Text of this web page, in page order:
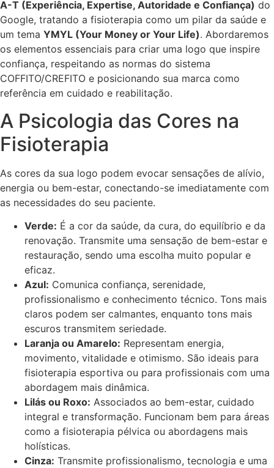
A-T (Experiência, Expertise, Autoridade e Confiança) do
Google, tratando a fisioterapia como um pilar da saúde e
um tema YMYL (Your Money or Your Life). Abordaremos
os elementos essenciais para criar uma logo que inspire
confiança, respeitando as normas do sistema
COFFITO/CREFITO e posicionando sua marca como
referência em cuidado e reabilitação.
A Psicologia das Cores na
Fisioterapia
As cores da sua logo podem evocar sensações de alívio,
energia ou bem-estar, conectando-se imediatamente com
as necessidades do seu paciente.
Verde: É a cor da saúde, da cura, do equilíbrio e da
renovação. Transmite uma sensação de bem-estar e
restauração, sendo uma escolha muito popular e
eficaz.
Azul: Comunica confiança, serenidade,
profissionalismo e conhecimento técnico. Tons mais
claros podem ser calmantes, enquanto tons mais
escuros transmitem seriedade.
Laranja ou Amarelo: Representam energia,
movimento, vitalidade e otimismo. São ideais para
fisioterapia esportiva ou para profissionais com uma
abordagem mais dinâmica.
Lilás ou Roxo: Associados ao bem-estar, cuidado
integral e transformação. Funcionam bem para áreas
como a fisioterapia pélvica ou abordagens mais
holísticas.
Cinza: Transmite profissionalismo, tecnologia e uma